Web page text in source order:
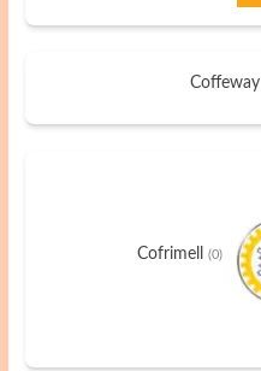
Coffeway
Cofrimell (0)